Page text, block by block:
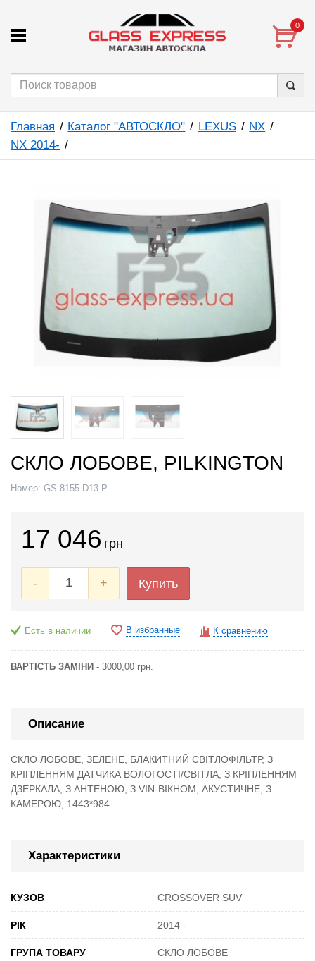
0
Главная Каталог "АВТОСКЛО" LEXUS
NX
NX 2014-
СКЛО ЛОБОВЕ, PILKINGTON
Номер: GS 8155 D13-P
17 046 грн
- + Купить
Есть в наличии В избранные К сравнению
ВАРТІСТЬ ЗАМІНИ - 3000,00 грн.
Описание
СКЛО ЛОБОВЕ, ЗЕЛЕНЕ, БЛАКИТНИЙ СВІТЛОФІЛЬТР, З
КРІПЛЕННЯМ ДАТЧИКА ВОЛОГОСТІ/СВІТЛА, З КРІПЛЕННЯМ
ДЗЕРКАЛА, З АНТЕНОЮ, З VIN-ВІКНОМ, АКУСТИЧНЕ, З
КАМЕРОЮ, 1443*984
Характеристики
КУЗОВ CROSSOVER SUV
РІК 2014 -
ГРУПА ТОВАРУ СКЛО ЛОБОВЕ